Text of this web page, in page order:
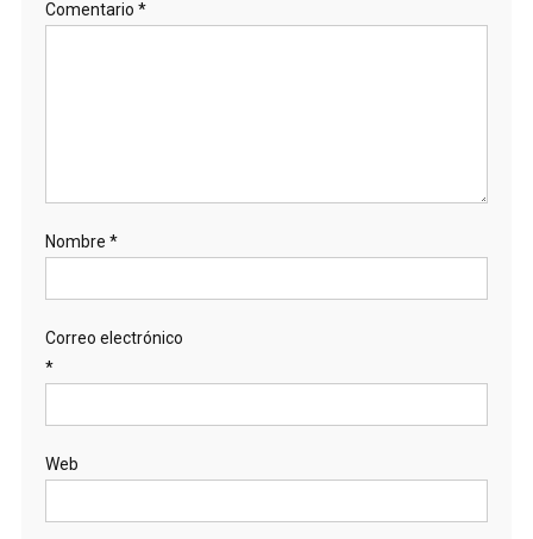
Comentario *
Nombre *
Correo electrónico
*
Web